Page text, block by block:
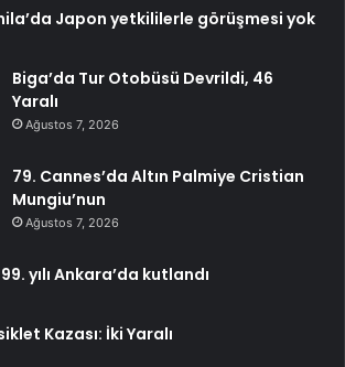
Japon yetkililerle görüşmesi yok
Biga’da Tur Otobüsü Devrildi, 46
Yaralı
Ağustos 7, 2026
79. Cannes’da Altın Palmiye Cristian
Mungiu’nun
Ağustos 7, 2026
yılı Ankara’da kutlandı
Kazası: İki Yaralı